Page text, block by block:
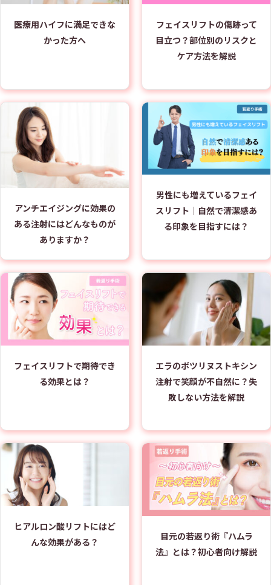
医療用ハイフに満足できな
かった方へ
フェイスリフトの傷跡って
目立つ？部位別のリスクと
ケア方法を解説
アンチエイジングに効果の
ある注射にはどんなものが
ありますか？
男性にも増えているフェイ
スリフト｜自然で清潔感あ
る印象を目指すには？
フェイスリフトで期待でき
る効果とは？
エラのボツリヌストキシン
注射で笑顔が不自然に？失
敗しない方法を解説
ヒアルロン酸リフトにはど
んな効果がある？
目元の若返り術『ハムラ
法』とは？初心者向け解説